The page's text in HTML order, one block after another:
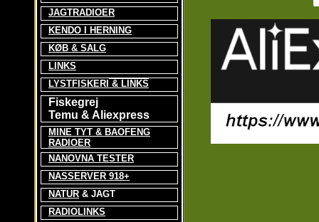
JAGTRADIOER
KENDO I HERNING
KØB & SALG
LINKS
LYSTFISKERI & LINKS
Fiskegrej
Temu & Aliexpress
MINE TYT & BAOFENG
RADIOER
NANOVNA TESTER
NASSERVER 918+
NATUR & JAGT
RADIOLINKS